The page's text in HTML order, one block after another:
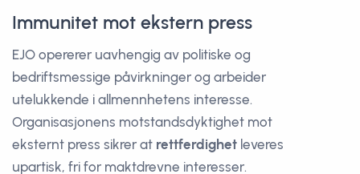
Immunitet mot ekstern press
EJO opererer uavhengig av politiske og
bedriftsmessige påvirkninger og arbeider
utelukkende i allmennhetens interesse.
Organisasjonens motstandsdyktighet mot
eksternt press sikrer at rettferdighet leveres
upartisk, fri for maktdrevne interesser.